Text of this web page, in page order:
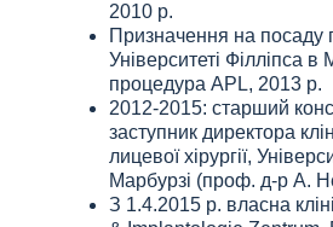
2010 р.
Призначення на посаду
Університеті Філліпса в
процедура APL, 2013 р.
2012-2015: старший
заступник директора
лицевої хірургії,
Марбурзі (проф. д-р А.
З 1.4.2015 р. власна